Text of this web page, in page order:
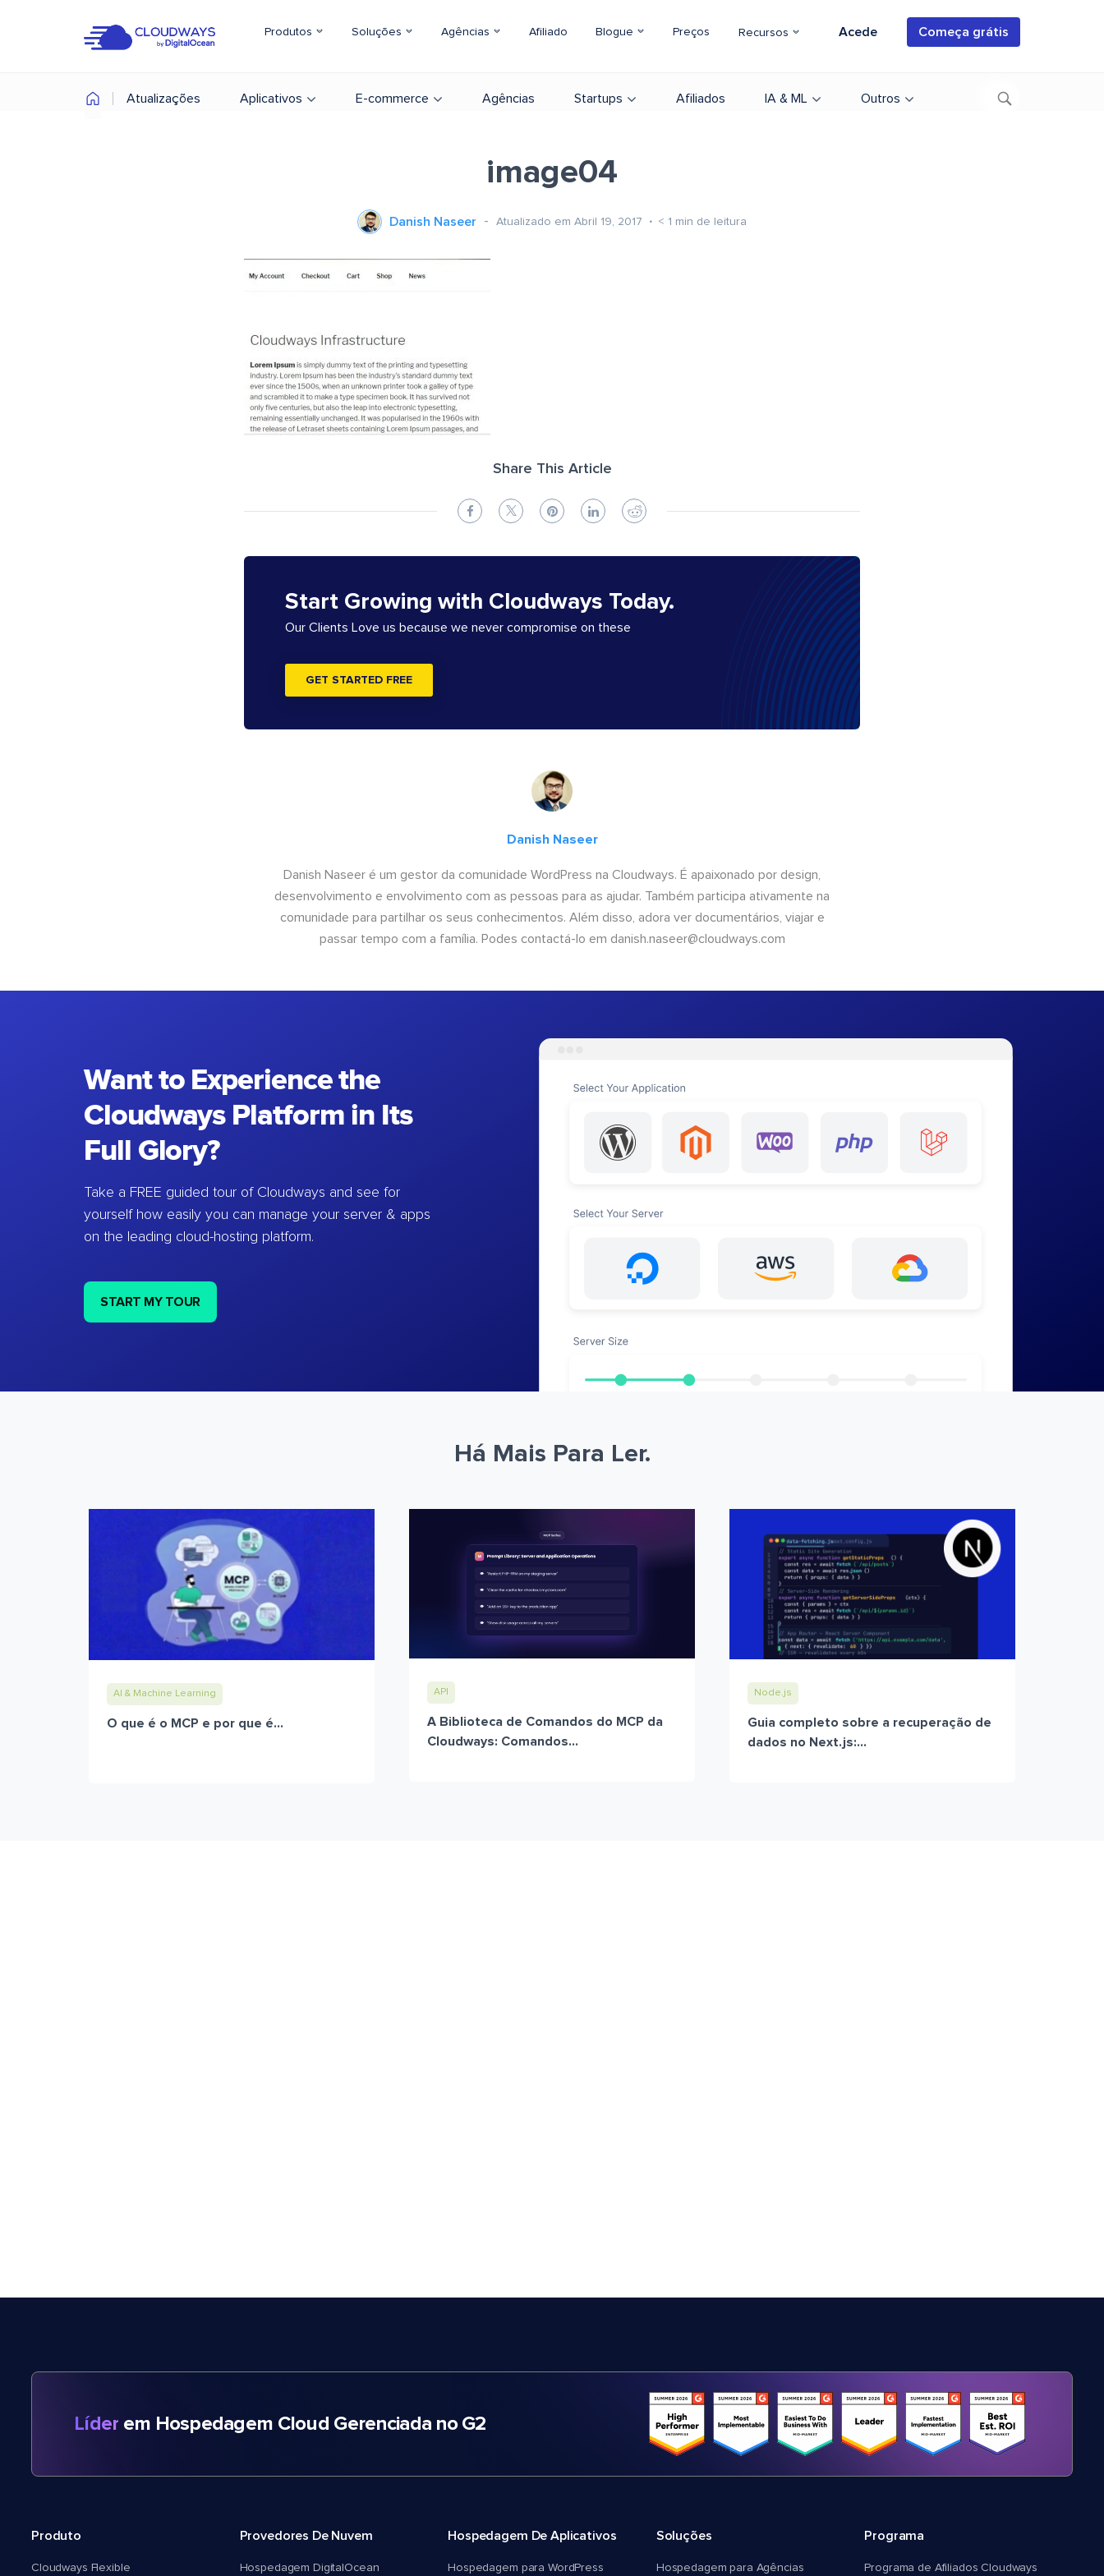
Produtos Soluções Agências Afiliado Blogue Preços Recursos Acede Começa grátis
Atualizações Aplicativos E-commerce Agências Startups Afiliados IA & ML Outros
image04
Danish Naseer Atualizado em Abril 19, 2017 < 1 min de leitura
Share This Article
Start Growing with Cloudways Today.
Our Clients Love us because we never compromise on these
GET STARTED FREE
Danish Naseer
Danish Naseer é um gestor da comunidade WordPress na Cloudways. É apaixonado por design,
desenvolvimento e envolvimento com as pessoas para as ajudar. Também participa ativamente na
comunidade para partilhar os seus conhecimentos. Além disso, adora ver documentários, viajar e
passar tempo com a família. Podes contactá-lo em danish.naseer@cloudways.com
Want to Experience the
Cloudways Platform in Its
Full Glory?
Take a FREE guided tour of Cloudways and see for
yourself how easily you can manage your server & apps
on the leading cloud-hosting platform.
START MY TOUR
Há Mais Para Ler.
AI & Machine Learning
O que é o MCP e por que é...
API
A Biblioteca de Comandos do MCP da
Cloudways: Comandos...
Node.js
Guia completo sobre a recuperação de
dados no Next.js:...
Líder em Hospedagem Cloud Gerenciada no G2
Produto
Cloudways Flexible
Provedores De Nuvem
Hospedagem DigitalOcean
Hospedagem De Aplicativos
Hospedagem para WordPress
Soluções
Hospedagem para Agências
Programa
Programa de Afiliados Cloudways